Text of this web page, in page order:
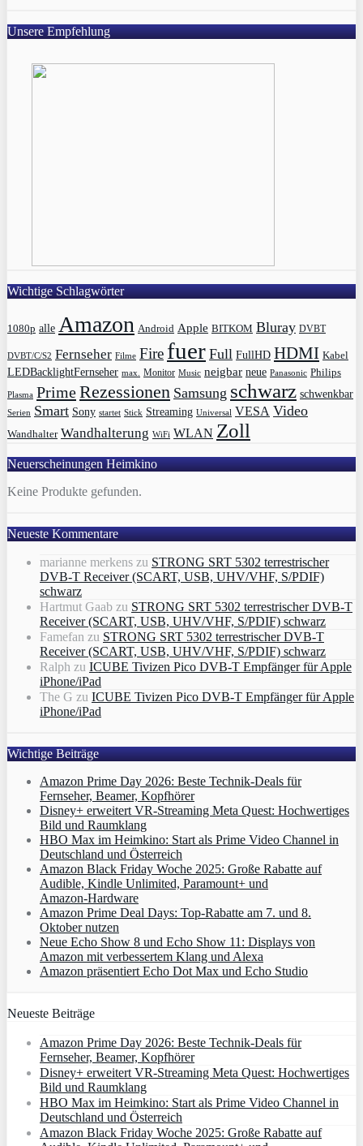
Unsere Empfehlung
Wichtige Schlagwörter
1080p alle Amazon Android Apple BITKOM Bluray DVBT
DVBT/C/S2 Fernseher Filme Fire fuer Full FullHD HDMI Kabel
LEDBacklightFernseher max. Monitor Music neigbar neue Panasonic Philips
Plasma PrimeRezessionen Samsung schwarz schwenkbar
Serien Smart Sony startet Stick Streaming Universal VESA Video
Wandhalter Wandhalterung WiFi WLAN Zoll
Neuerscheinungen Heimkino
Keine Produkte gefunden.
Neueste Kommentare
marianne merkens zu STRONG SRT 5302 terrestrischer
DVB-T Receiver (SCART, USB, UHV/VHF, S/PDIF)
schwarz
Hartmut Gaab zu STRONG SRT 5302 terrestrischer DVB-T
Receiver (SCART, USB, UHV/VHF, S/PDIF) schwarz
Famefan zu STRONG SRT 5302 terrestrischer DVB-T
Receiver (SCART, USB, UHV/VHF, S/PDIF) schwarz
Ralph zu ICUBE Tivizen Pico DVB-T Empfänger für Apple
iPhone/iPad
The G zu ICUBE Tivizen Pico DVB-T Empfänger für Apple
iPhone/iPad
Wichtige Beiträge
Amazon Prime Day 2026: Beste Technik-Deals für
Fernseher, Beamer, Kopfhörer
Disney+ erweitert VR‑Streaming Meta Quest: Hochwertiges
Bild und Raumklang
HBO Max im Heimkino: Start als Prime Video Channel in
Deutschland und Österreich
Amazon Black Friday Woche 2025: Große Rabatte auf
Audible, Kindle Unlimited, Paramount+ und
Amazon‑Hardware
Amazon Prime Deal Days: Top-Rabatte am 7. und 8.
Oktober nutzen
Neue Echo Show 8 und Echo Show 11: Displays von
Amazon mit verbessertem Klang und Alexa
Amazon präsentiert Echo Dot Max und Echo Studio
Neueste Beiträge
Amazon Prime Day 2026: Beste Technik-Deals für
Fernseher, Beamer, Kopfhörer
Disney+ erweitert VR‑Streaming Meta Quest: Hochwertiges
Bild und Raumklang
HBO Max im Heimkino: Start als Prime Video Channel in
Deutschland und Österreich
Amazon Black Friday Woche 2025: Große Rabatte auf